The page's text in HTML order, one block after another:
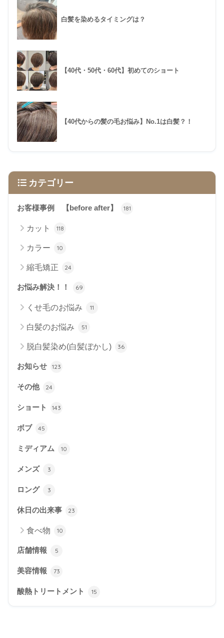
白髪を染めるタイミングは？
【40代・50代・60代】初めてのショート
【40代からの髪の毛お悩み】No.1は白髪？！
カテゴリー
お客様事例 【before after】 181
カット 118
カラー 10
縮毛矯正 24
お悩み解決！！ 69
くせ毛のお悩み 11
白髪のお悩み 51
脱白髪染め(白髪ぼかし) 36
お知らせ 123
その他 24
ショート 143
ボブ 45
ミディアム 10
メンズ 3
ロング 3
休日の出来事 23
食べ物 10
店舗情報 5
美容情報 73
酸熱トリートメント 15